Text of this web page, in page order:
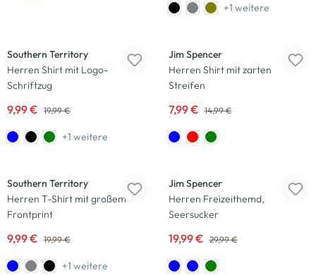
+1 weitere
Southern Territory
Herren Shirt mit Logo-
Schriftzug
9,99 € 19,99 €
+1 weitere
Jim Spencer
Herren Shirt mit zarten
Streifen
7,99 € 14,99 €
Southern Territory
Herren T-Shirt mit großem
Frontprint
9,99 € 19,99 €
+1 weitere
Jim Spencer
Herren Freizeithemd,
Seersucker
19,99 € 29,99 €